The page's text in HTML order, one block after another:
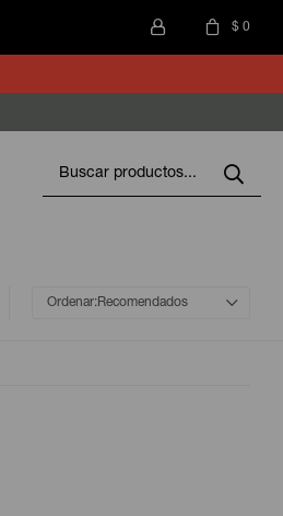
$ 0
Recomendados